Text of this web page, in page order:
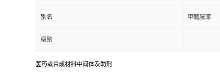
别名 甲醯胺苯
级别
医药或合成材料中间体及助剂